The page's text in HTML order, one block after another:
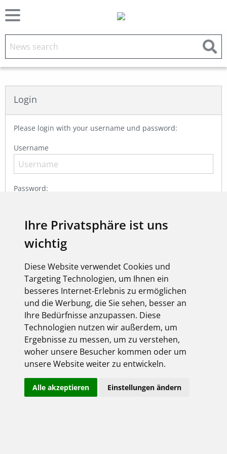
Ihre Privatsphäre ist uns
wichtig
Diese Website verwendet Cookies und
Targeting Technologien, um Ihnen ein
besseres Internet-Erlebnis zu ermöglichen
und die Werbung, die Sie sehen, besser an
Ihre Bedürfnisse anzupassen. Diese
Technologien nutzen wir außerdem, um
Ergebnisse zu messen, um zu verstehen,
woher unsere Besucher kommen oder um
unsere Website weiter zu entwickeln.
Alle akzeptieren Einstellungen ändern
Login
Please login with your username und password:
Username
Password:
0 Stay logged on
Forgotten password
About us
Website credits
Terms & Conditions
Privacy policy